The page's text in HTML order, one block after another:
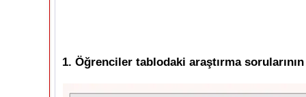
1. Öğrenciler tablodaki araştırma